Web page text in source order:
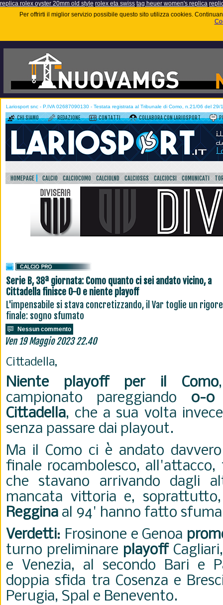
replica rolex oyster 20mm old style rolex eta swiss tag heuer women's replica
Per offrirti il miglior servizio possibile questo sito utilizza cookies.
Lariosport snc - P.IVA 02687090130 - Testata registrata al Tribunale di Como, n.21/06 del 29/
CHI SIAMO REDAZIONE CONTATTI COLLABORA CON LARIOSPORT
HOMEPAGE CALCIO CALCIOCOMO CALCIOLND CALCIOSGS CALCIOCSI COMUNICATI
Serie B, 38ª giornata: Como quanto ci sei andato vicino, a
Cittadella finisce 0-0 e niente playoff
L'impensabile si stava concretizzando, il Var toglie un
finale: sogno sfumato
Nessun commento
Ven 19 Maggio 2023 22.40
Cittadella,
Niente playoff per il Como
campionato pareggiando 0-0
Cittadella, che a sua volta
senza passare dai playout.
Ma il Como ci è andato
finale rocambolesco,
che stavano arrivando dagli
mancata vittoria e,
Reggina al 94' hanno fatto
Verdetti: Frosinone e Genoa
turno preliminare playoff
e Venezia, al secondo Bari e
doppia sfida tra Cosenza e
Perugia, Spal e Benevento.